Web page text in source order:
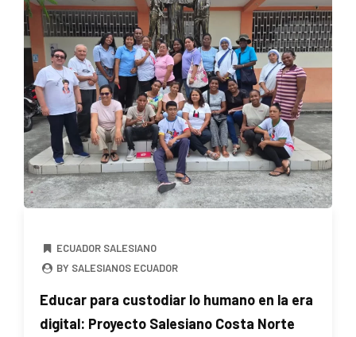
ECUADOR SALESIANO
BY SALESIANOS ECUADOR
Educar para custodiar lo humano en la era
digital: Proyecto Salesiano Costa Norte